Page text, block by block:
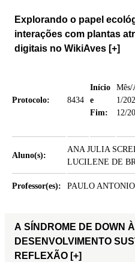
Explorando o papel
interações com plantas
digitais no WikiAves [+]
Protocolo: 8434
Início
e
Fim:
Mês/
1/
12/
Aluno(s):
ANA JULIA
LUCILENE DE
Professor(es): PAULO
A SÍNDROME DE DOWN
DESENVOLVIMENTO
REFLEXÃO [+]